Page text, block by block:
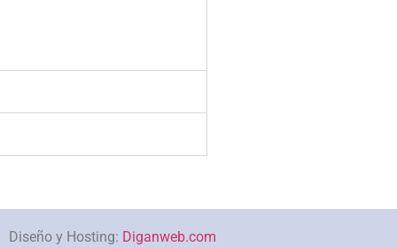
Diseño y Hosting: Diganweb.com